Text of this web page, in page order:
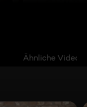
Ähnliche Videos